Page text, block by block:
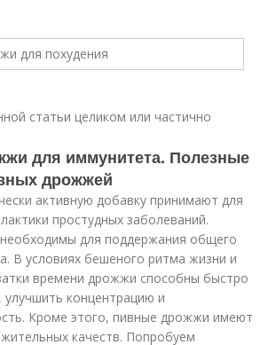
статьи целиком или частично
для иммунитета. Полезные
дрожжей
активную добавку принимают для
простудных заболеваний.
для поддержания общего
В условиях бешеного ритма жизни и
времени дрожжи способны быстро
улучшить концентрацию и
Кроме этого, пивные дрожжи имеют
качеств. Попробуем